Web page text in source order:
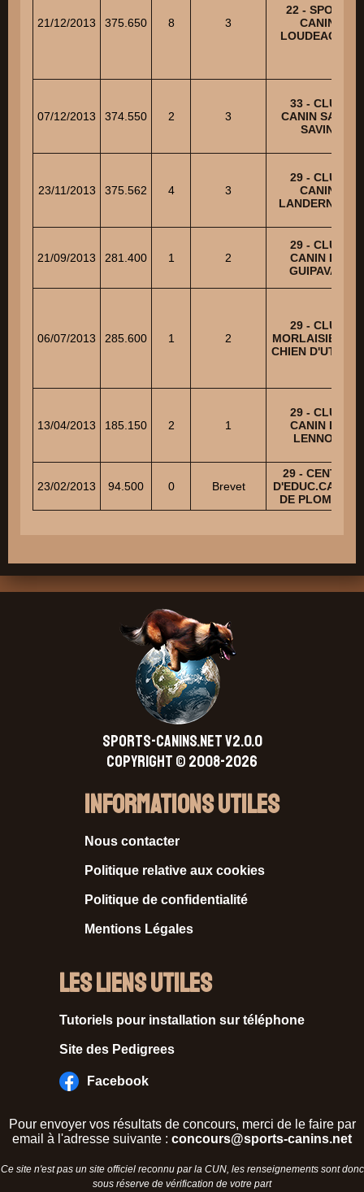
21/12/2013 375.650 8 3
22 - SPORT
CANIN
LOUDEACIEN
07/12/2013 374.550 2 3
33 - CLUB
CANIN SAINT
SAVIN
23/11/2013 375.562 4 3
29 - CLUB
CANIN
LANDERNEEN
21/09/2013 281.400 1 2
29 - CLUB
CANIN DE
GUIPAVAS
06/07/2013 285.600 1 2
29 - CLUB
MORLAISIEN DU
CHIEN D'UTILITE
13/04/2013 185.150 2 1
29 - CLUB
CANIN DE
LENNON
23/02/2013 94.500 0 Brevet
29 - CENTRE
D'EDUC.CANINE
DE PLOMEUR
SPORTS-CANINS.NET V2.0.0
Copyright © 2008-2026
Informations Utiles
Nous contacter
Politique relative aux cookies
Politique de confidentialité
Mentions Légales
Les liens utiles
Tutoriels pour installation sur téléphone
Site des Pedigrees
Facebook
Pour envoyer vos résultats de concours, merci de le faire par
email à l'adresse suivante : concours@sports-canins.net
Ce site n'est pas un site officiel reconnu par la CUN, les renseignements sont donc
sous réserve de vérification de votre part